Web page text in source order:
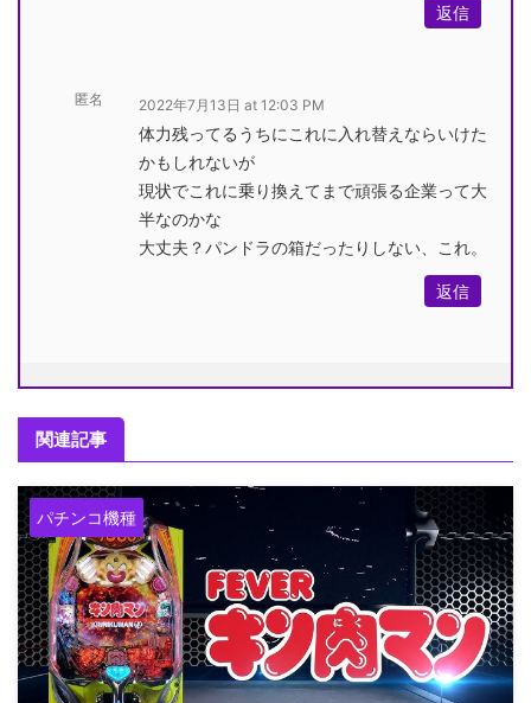
返信
匿名 2022年7月13日 at 12:03 PM
体力残ってるうちにこれに入れ替えならいけた
かもしれないが
現状でこれに乗り換えてまで頑張る企業って大
半なのかな
大丈夫？パンドラの箱だったりしない、これ。
返信
関連記事
パチンコ機種